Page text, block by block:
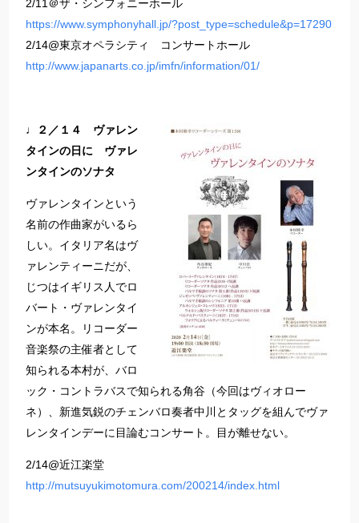
2/11＠ザ・シンフォニーホール
https://www.symphonyhall.jp/?post_type=schedule&p=17290
2/14@東京オペラシティ コンサートホール
http://www.japanarts.co.jp/imfn/information/01/
♩２／１４ ヴァレン
タインの日に ヴァレ
ンタインのソナタ
ヴァレンタインという
名前の作曲家がいるら
しい。イタリア名はヴ
ァレンティーニだが、
じつはイギリス人でロ
バート・ヴァレンタイ
ンが本名。リコーダー
音楽祭の主催者として
知られる本村が、バロ
ック・コントラバスで知られる角谷（今回はヴィオロー
ネ）、新進気鋭のチェンバロ奏者中川とタッグを組んでヴァ
レンタインデーに目論むコンサート。目が離せない。
2/14@近江楽堂
http://mutsuyukimotomura.com/200214/index.html